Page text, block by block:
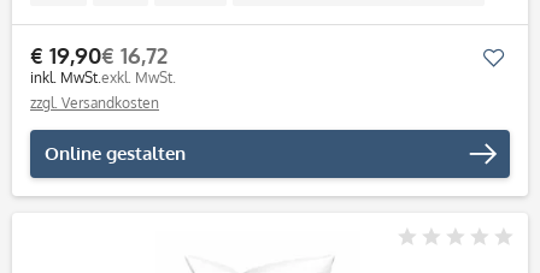
€ 19,90
inkl. MwSt.
€ 16,72
exkl. MwSt.
zzgl. Versandkosten
Online gestalten